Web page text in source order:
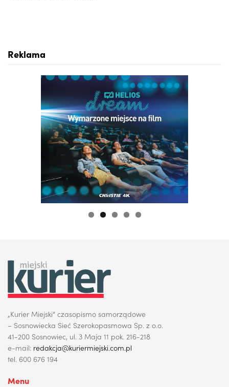
Reklama
„Kurier Miejski” czasopismo samorządowe
– Sosnowiecka Sieć Szerokopasmowa Sp. z o.o.
41-200 Sosnowiec, ul. 3 Maja 11 pok. 216-218
e-mail: redakcja@kuriermiejski.com.pl
tel. 600 676 194
Menu